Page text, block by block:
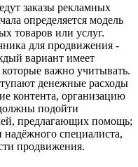
заказы рекламных
определяется модель
товаров или услуг.
для продвижения -
вариант имеет
важно учитывать.
денежные расходы
контента, организацию
подойти
предлагающих помощь;
надёжного специалиста,
продвижения.